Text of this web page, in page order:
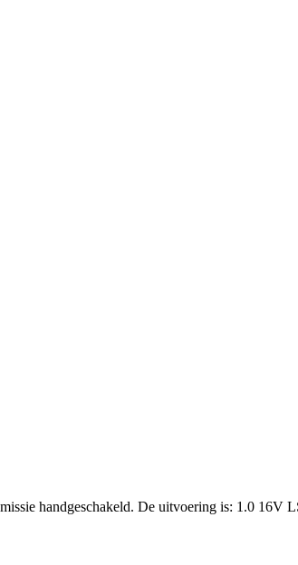
handgeschakeld. De uitvoering is: 1.0 16V